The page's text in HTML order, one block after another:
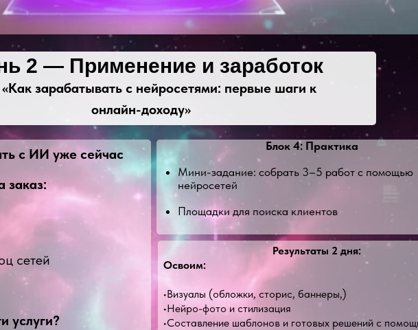
с ИИ уже сейчас
заказ:
сетей
услуги?
Блок 4: Практика
Мини-задание: собрать 3–5 работ с помощью
нейросетей
Площадки для поиска клиентов
Результаты 2 дня:
Освоим:
•Визуалы (обложки, сторис, баннеры,)
•Нейро-фото и стилизация
•Составление шаблонов и готовых решений с
2 — Применение и заработок
зарабатывать с нейросетями: первые шаги к
онлайн-доходу»